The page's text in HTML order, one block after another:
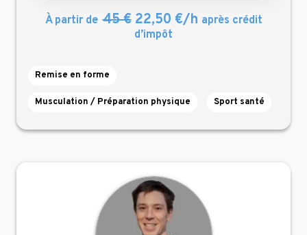
À partir de 45 €22,50 €/h après crédit
d’impôt
Remise en forme
Musculation / Préparation physique Sport santé